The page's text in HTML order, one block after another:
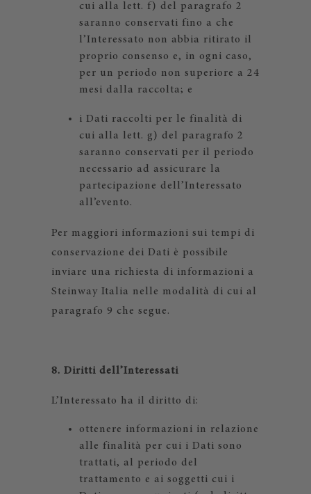
cui alla lett. f) del paragrafo 2
saranno conservati fino a che
l’Interessato non abbia ritirato il
proprio consenso e, in ogni caso,
per un periodo non superiore a 24
mesi dalla raccolta; e
i Dati raccolti per le finalità di
cui alla lett. g) del paragrafo 2
saranno conservati per il periodo
necessario ad assicurare la
partecipazione dell’Interessato
all’evento.
Per maggiori informazioni sui tempi di
conservazione dei Dati è possibile
inviare una richiesta di informazioni a
Steinway Italia nelle modalità di cui al
paragrafo 9 che segue.
8. Diritti dell’Interessati
L’Interessato ha il diritto di:
ottenere informazioni in relazione
alle finalità per cui i Dati sono
trattati, al periodo del
trattamento e ai soggetti cui i